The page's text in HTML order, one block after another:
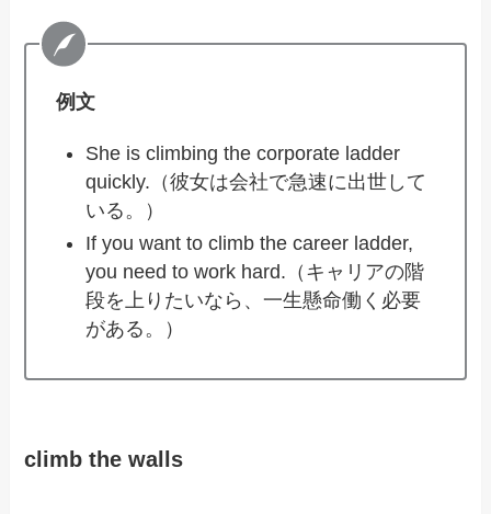
例文
She is climbing the corporate ladder
quickly.（彼女は会社で急速に出世して
いる。）
If you want to climb the career ladder,
you need to work hard.（キャリアの階
段を上りたいなら、一生懸命働く必要
がある。）
climb the walls